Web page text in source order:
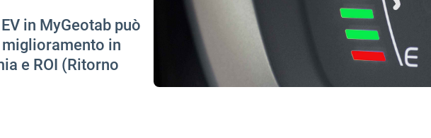
in MyGeotab può
in
e ROI (Ritorno